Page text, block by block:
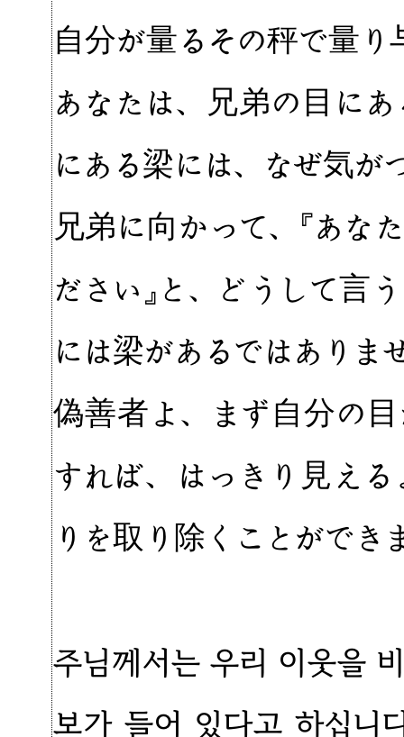
自分が量るその秤で量り
あなたは、兄弟の目に
にある梁には、なぜ気が
兄弟に向かって、『あな
ださい』と、どうして言
には梁があるではありま
偽善者よ、まず自分の
すれば、はっきり見え
りを取り除くことができ
주님께서는 우리 이웃을
보가 들어 있다고 하십니